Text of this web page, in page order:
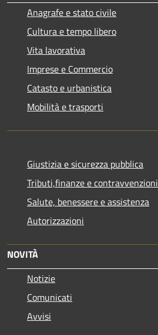
Anagrafe e stato civile
Cultura e tempo libero
Vita lavorativa
Imprese e Commercio
Catasto e urbanistica
Mobilità e trasporti
Giustizia e sicurezza pubblica
Tributi,finanze e contravvenzioni
Salute, benessere e assistenza
Autorizzazioni
NOVITÀ
Notizie
Comunicati
Avvisi